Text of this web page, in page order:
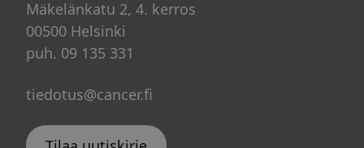
Mäkelänkatu 2, 4. kerros
00500 Helsinki
puh. 09 135 331
tiedotus@cancer.fi